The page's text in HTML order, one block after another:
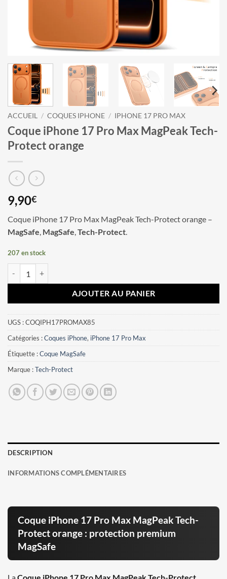
ACCUEIL / COQUES IPHONE / IPHONE 17 PRO MAX
Coque iPhone 17 Pro Max MagPeak Tech-
Protect orange
9,90€
Coque iPhone 17 Pro Max MagPeak Tech-Protect orange –
MagSafe, MagSafe,Tech-Protect.
207 en stock
AJOUTER AU PANIER
UGS :COQIPH17PROMAX85
Catégories :Coques iPhone, iPhone 17 Pro Max
Étiquette :Coque MagSafe
Marque :Tech-Protect
DESCRIPTION
INFORMATIONS COMPLÉMENTAIRES
Coque iPhone 17 Pro Max MagPeak Tech-
Protect orange : protection premium
MagSafe